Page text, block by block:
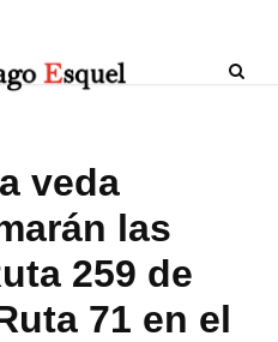
veda
las
259 de
71 en el